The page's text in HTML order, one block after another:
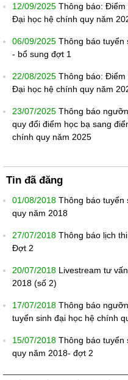
12/09/2025 Thông báo: Điểm
Đại học hệ chính quy năm
06/09/2025 Thông báo tuyển
- bổ sung đợt 1
22/08/2025 Thông báo: Điểm
Đại học hệ chính quy năm
23/07/2025 Thông báo
quy đổi điểm học bạ sang
chính quy năm 2025
Tin đã đăng
01/08/2018 Thông báo tuyển
quy năm 2018
27/07/2018 Thông báo lịch
Đợt 2
20/07/2018 Livestream tư
2018 (số 2)
17/07/2018 Thông báo
tuyển sinh đại học hệ chính
15/07/2018 Thông báo tuyển
quy năm 2018- đợt 2